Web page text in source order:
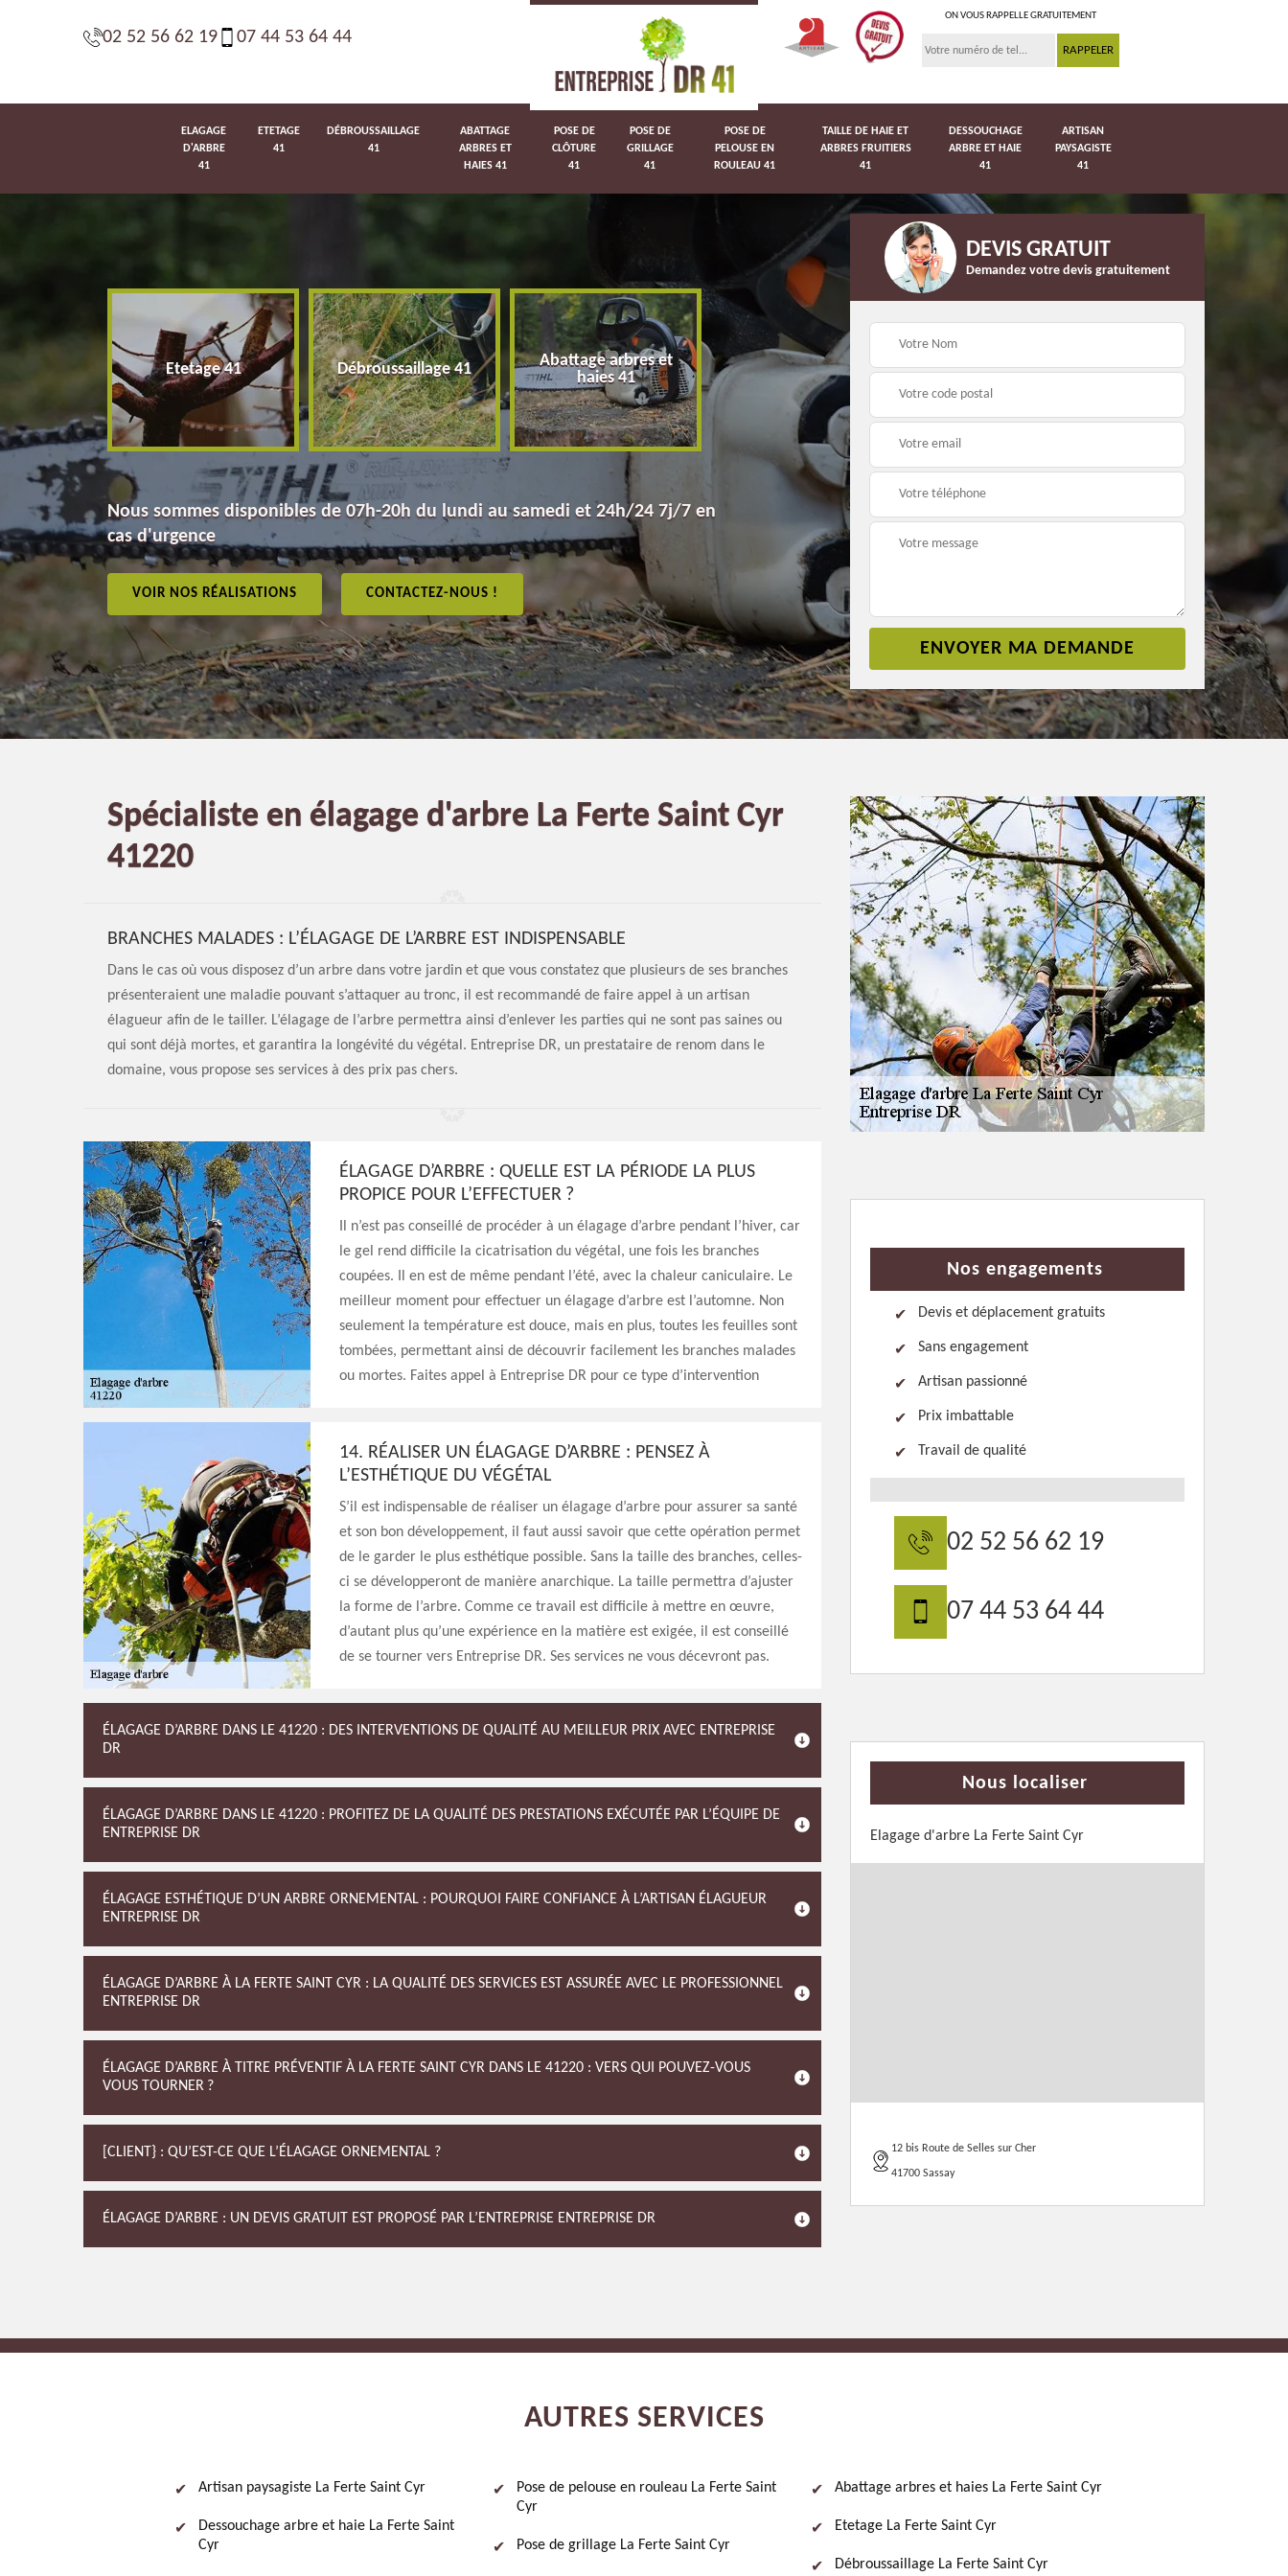
02 52 56 62 19 07 44 53 64 44
ON VOUS RAPPELLE GRATUITEMENT
ELAGAGE
D'ARBRE
41
ETETAGE
41
DÉBROUSSAILLAGE
41
ABATTAGE
ARBRES ET
HAIES 41
POSE DE
CLÔTURE
41
POSE DE
GRILLAGE
41
POSE DE
PELOUSE EN
ROULEAU 41
TAILLE DE HAIE ET
ARBRES FRUITIERS
41
DESSOUCHAGE
ARBRE ET HAIE
41
ARTISAN
PAYSAGISTE
41
Etetage 41 Débroussaillage 41
Abattage arbres et
haies 41
Pose de clôture 41 Pose de grillage 41
Pose de pelouse en
rouleau 41
Nous sommes disponibles de 07h-20h du lundi au samedi et 24h/24 7j/7 en
cas d'urgence
VOIR NOS RÉALISATIONS CONTACTEZ-NOUS !
DEVIS GRATUIT
Demandez votre devis gratuitement
Spécialiste en élagage d'arbre La Ferte Saint Cyr
41220
BRANCHES MALADES : L’ÉLAGAGE DE L’ARBRE EST INDISPENSABLE
Dans le cas où vous disposez d’un arbre dans votre jardin et que vous constatez que plusieurs de ses branches
présenteraient une maladie pouvant s’attaquer au tronc, il est recommandé de faire appel à un artisan
élagueur afin de le tailler. L’élagage de l’arbre permettra ainsi d’enlever les parties qui ne sont pas saines ou
qui sont déjà mortes, et garantira la longévité du végétal. Entreprise DR, un prestataire de renom dans le
domaine, vous propose ses services à des prix pas chers.
ÉLAGAGE D’ARBRE : QUELLE EST LA PÉRIODE LA PLUS
PROPICE POUR L’EFFECTUER ?
Il n’est pas conseillé de procéder à un élagage d’arbre pendant l’hiver, car
le gel rend difficile la cicatrisation du végétal, une fois les branches
coupées. Il en est de même pendant l’été, avec la chaleur caniculaire. Le
meilleur moment pour effectuer un élagage d’arbre est l’automne. Non
seulement la température est douce, mais en plus, toutes les feuilles sont
tombées, permettant ainsi de découvrir facilement les branches malades
ou mortes. Faites appel à Entreprise DR pour ce type d’intervention
14. RÉALISER UN ÉLAGAGE D’ARBRE : PENSEZ À
L’ESTHÉTIQUE DU VÉGÉTAL
S’il est indispensable de réaliser un élagage d’arbre pour assurer sa santé
et son bon développement, il faut aussi savoir que cette opération permet
de le garder le plus esthétique possible. Sans la taille des branches, celles-
ci se développeront de manière anarchique. La taille permettra d’ajuster
la forme de l’arbre. Comme ce travail est difficile à mettre en œuvre,
d’autant plus qu’une expérience en la matière est exigée, il est conseillé
de se tourner vers Entreprise DR. Ses services ne vous décevront pas.
ÉLAGAGE D’ARBRE DANS LE 41220 : DES INTERVENTIONS DE QUALITÉ AU MEILLEUR PRIX AVEC ENTREPRISE
DR
ÉLAGAGE D’ARBRE DANS LE 41220 : PROFITEZ DE LA QUALITÉ DES PRESTATIONS EXÉCUTÉE PAR L’ÉQUIPE DE
ENTREPRISE DR
ÉLAGAGE ESTHÉTIQUE D’UN ARBRE ORNEMENTAL : POURQUOI FAIRE CONFIANCE À L’ARTISAN ÉLAGUEUR
ENTREPRISE DR
ÉLAGAGE D’ARBRE À LA FERTE SAINT CYR : LA QUALITÉ DES SERVICES EST ASSURÉE AVEC LE PROFESSIONNEL
ENTREPRISE DR
ÉLAGAGE D’ARBRE À TITRE PRÉVENTIF À LA FERTE SAINT CYR DANS LE 41220 : VERS QUI POUVEZ-VOUS
VOUS TOURNER ?
[CLIENT} : QU’EST-CE QUE L’ÉLAGAGE ORNEMENTAL ?
ÉLAGAGE D’ARBRE : UN DEVIS GRATUIT EST PROPOSÉ PAR L’ENTREPRISE ENTREPRISE DR
Nos engagements
Devis et déplacement gratuits
Sans engagement
Artisan passionné
Prix imbattable
Travail de qualité
02 52 56 62 19
07 44 53 64 44
Nous localiser
Elagage d'arbre La Ferte Saint Cyr
12 bis Route de Selles sur Cher
41700 Sassay
AUTRES SERVICES
Artisan paysagiste La Ferte Saint Cyr
Dessouchage arbre et haie La Ferte Saint
Cyr
Pose de pelouse en rouleau La Ferte Saint
Cyr
Pose de grillage La Ferte Saint Cyr
Abattage arbres et haies La Ferte Saint Cyr
Etetage La Ferte Saint Cyr
Débroussaillage La Ferte Saint Cyr